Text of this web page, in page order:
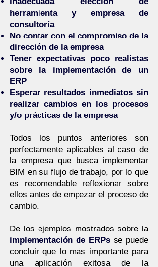
herramienta y empresa de
consultoría
No contar con el compromiso de la
dirección de la empresa
Tener expectativas poco realistas
sobre la implementación de un
ERP
Esperar resultados inmediatos sin
realizar cambios en los procesos
y/o prácticas de la empresa
Todos los puntos anteriores son
perfectamente aplicables al caso de
la empresa que busca implementar
BIM en su flujo de trabajo, por lo que
es recomendable reflexionar sobre
ellos antes de empezar el proceso de
cambio.
De los ejemplos mostrados sobre la
implementación de ERPs se puede
concluir que lo más importante para
una aplicación exitosa de la